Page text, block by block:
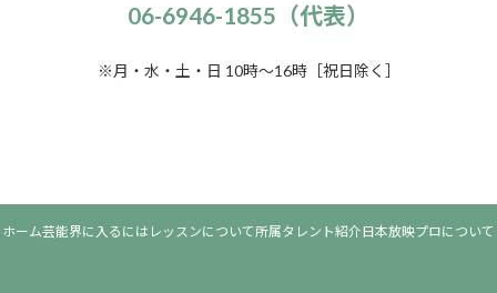
06-6946-1855（代表）
※月・水・土・日 10時～16時［祝日除く］
ホーム芸能界に入るには レッスンについて 所属タレント紹介日本放映プロについて